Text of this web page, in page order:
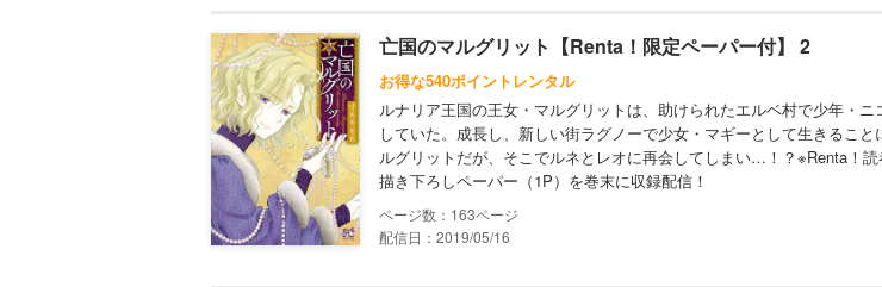
亡国のマルグリット【Renta！限定ペーパー付】 2
お得な540ポイントレンタル
ルナリア王国の王女・マルグリットは、助けられたエルベ村で少年・ニ
していた。成長し、新しい街ラグノーで少女・マギーとして生きること
ルグリットだが、そこでルネとレオに再会してしまい…！？※Renta！
描き下ろしペーパー（1P）を巻末に収録配信！
163
配信日：2019/05/16